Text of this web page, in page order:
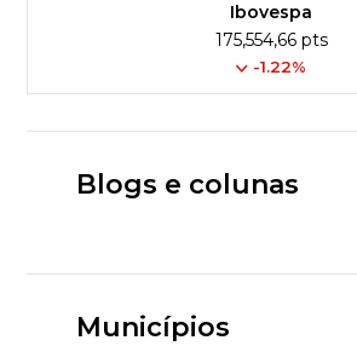
Ibovespa
175,554,66 pts
-1.22%
Blogs e colunas
Municípios